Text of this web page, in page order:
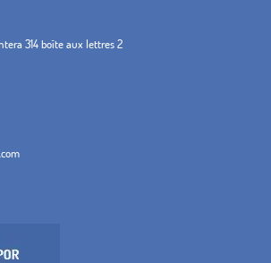
314 boîte aux lettres 2